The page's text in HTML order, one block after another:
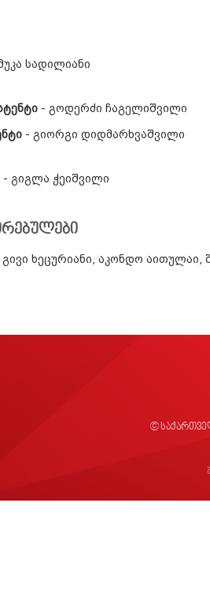
სადილიანი
- გოდერძი ჩაგელიშვილი
- გიორგი დიდმარხვაშვილი
- გიგლა ჭეიშვილი
გივი ხეცურიანი, აკონდო აითულაი,
©